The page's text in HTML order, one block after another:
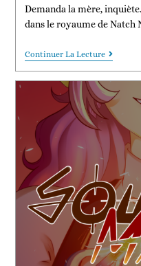
Demanda la mère,
dans le royaume de Natch
Continuer La Lecture